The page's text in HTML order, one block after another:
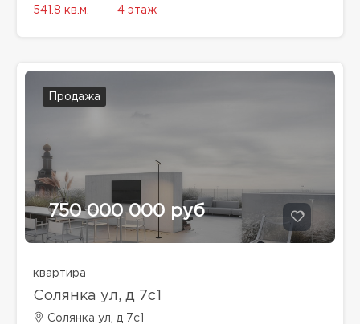
541.8 кв.м. 4 этаж
Продажа
750 000 000 руб
квартира
Солянка ул, д 7с1
Солянка ул, д 7с1